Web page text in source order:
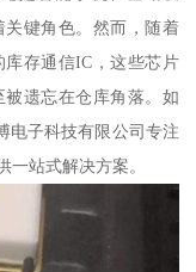
键角色。然而，随着
存通信IC，这些芯片
遗忘在仓库角落。如
电子科技有限公司专注
站式解决方案。